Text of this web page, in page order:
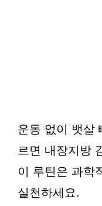
운동 없이 뱃살
르면 내장지방
이 루틴은 과학
실천하세요.